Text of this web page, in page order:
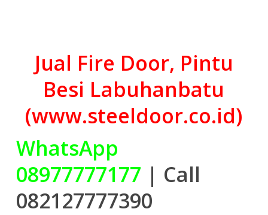
Jual Fire Door, Pintu
Besi Labuhanbatu
(www.steeldoor.co.id)
WhatsApp
08977777177 | Call
082127777390